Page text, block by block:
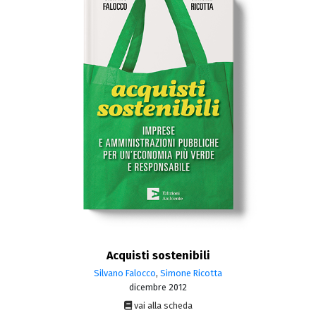
Acquisti sostenibili
Silvano Falocco, Simone Ricotta
dicembre 2012
vai alla scheda